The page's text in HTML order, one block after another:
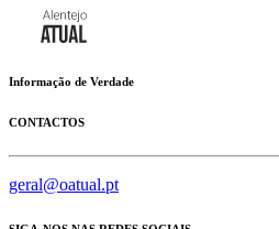
Informação de Verdade
CONTACTOS
geral@oatual.pt